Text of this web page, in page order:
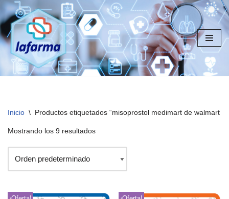
Saltar
al
contenido
Inicio \ Productos etiquetados “misoprostol medimart de walmart
Mostrando los 9 resultados